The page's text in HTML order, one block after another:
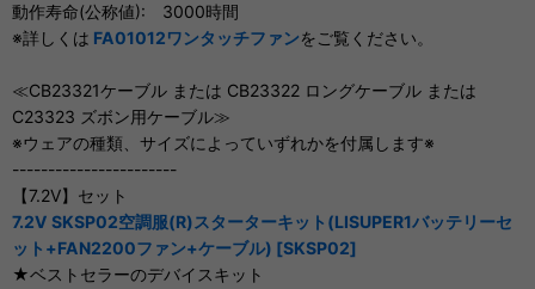
動作寿命(公称値): 3000時間
※詳しくは FA01012ワンタッチファンをご覧ください。
≪CB23321ケーブル または CB23322 ロングケーブル または
C23323 ズボン用ケーブル≫
※ウェアの種類、サイズによっていずれかを付属します※
-----------------------
【7.2V】セット
7.2V SKSP02空調服(R)スターターキット(LISUPER1バッテリーセ
ット+FAN2200ファン+ケーブル) [SKSP02]
★ベストセラーのデバイスキット